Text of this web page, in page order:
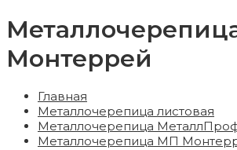
Монтеррей
Главная
Металлочерепица листовая
Металлочерепица
Металлочерепица МП